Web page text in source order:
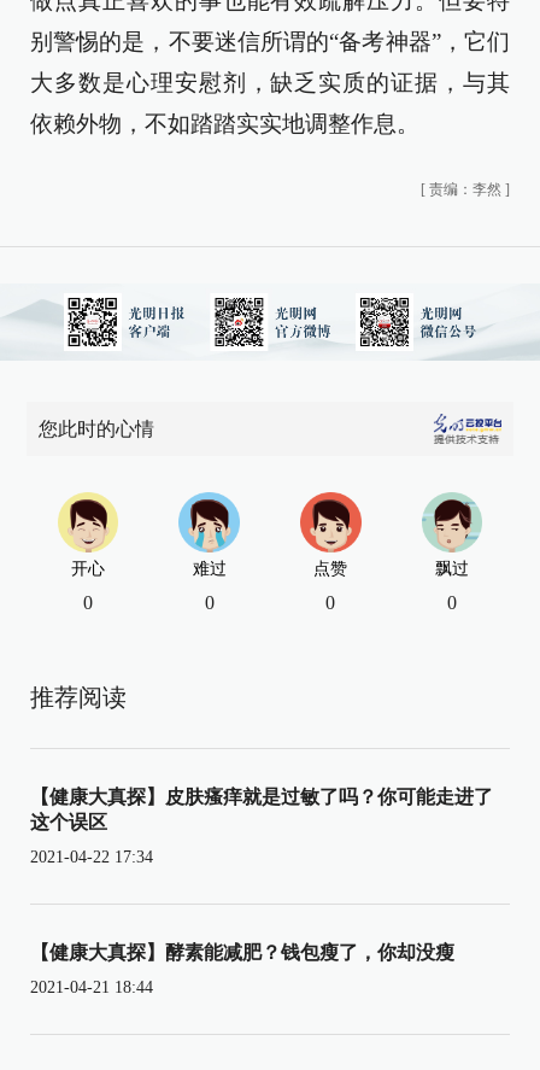
别警惕的是，不要迷信所谓的“备考神器”，它们
大多数是心理安慰剂，缺乏实质的证据，与其
依赖外物，不如踏踏实实地调整作息。
[ 责编：李然 ]
您此时的心情
开心
0
难过
0
点赞
0
飘过
0
推荐阅读
【健康大真探】皮肤瘙痒就是过敏了吗？你可能走进了
这个误区
2021-04-22 17:34
【健康大真探】酵素能减肥？钱包瘦了，你却没瘦
2021-04-21 18:44